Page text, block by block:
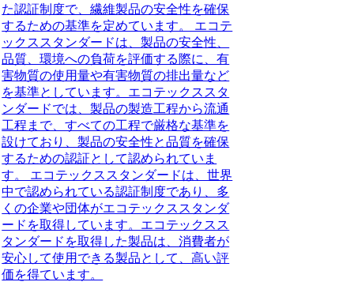
た認証制度で、繊維製品の安全性を確保
するための基準を定めています。 エコテ
ックススタンダードは、製品の安全性、
品質、環境への負荷を評価する際に、有
害物質の使用量や有害物質の排出量など
を基準としています。エコテックススタ
ンダードでは、製品の製造工程から流通
工程まで、すべての工程で厳格な基準を
設けており、製品の安全性と品質を確保
するための認証として認められていま
す。 エコテックススタンダードは、世界
中で認められている認証制度であり、多
くの企業や団体がエコテックススタンダ
ードを取得しています。エコテックスス
タンダードを取得した製品は、消費者が
安心して使用できる製品として、高い評
価を得ています。